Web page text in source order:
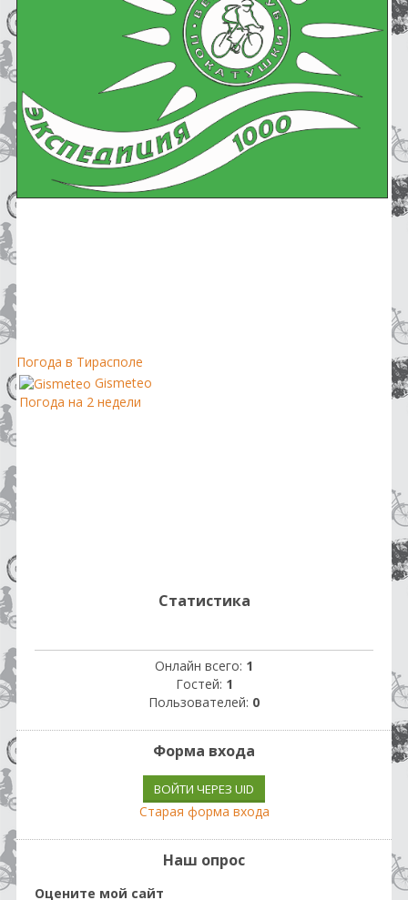
Погода в Тирасполе
Gismeteo
Погода на 2 недели
Статистика
Онлайн всего: 1
Гостей: 1
Пользователей: 0
Форма входа
ВОЙТИ ЧЕРЕЗ UID
Старая форма входа
Наш опрос
Оцените мой сайт